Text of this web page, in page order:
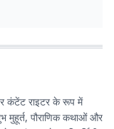
कंटेंट राइटर के रूप में
मुहूर्त, पौराणिक कथाओं और